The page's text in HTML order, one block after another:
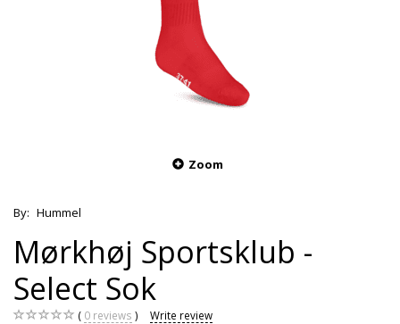
Zoom
By: Hummel
Mørkhøj Sportsklub -
Select Sok
0 reviews Write review